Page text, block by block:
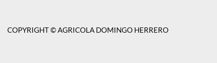
COPYRIGHT © AGRICOLA DOMINGO HERRERO